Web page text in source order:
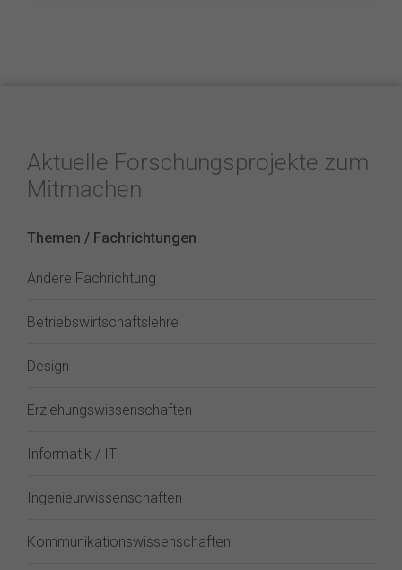
Aktuelle Forschungsprojekte zum
Mitmachen
Themen / Fachrichtungen
Andere Fachrichtung
Betriebswirtschaftslehre
Design
Erziehungswissenschaften
Informatik / IT
Ingenieurwissenschaften
Kommunikationswissenschaften